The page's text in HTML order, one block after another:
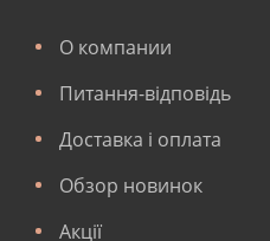
О компании
Питання-відповідь
Доставка і оплата
Обзор новинок
Акції